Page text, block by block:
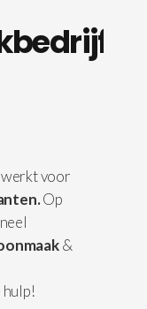
voor
Op
&
hulp!